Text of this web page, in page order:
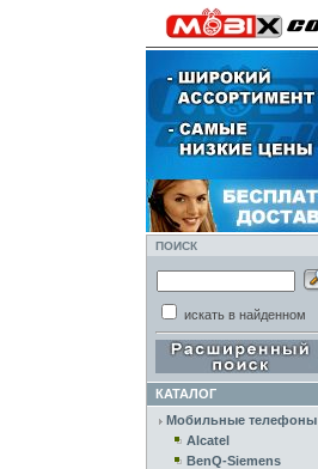
ПОИСК
искать в найденном
КАТАЛОГ
Мобильные телефоны
Alcatel
BenQ-Siemens